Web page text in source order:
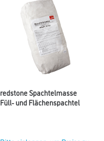
redstone Spachtelmasse
Füll- und Flächenspachtel